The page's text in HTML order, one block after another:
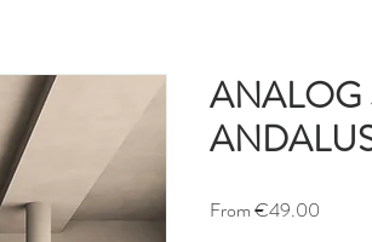
From€49.00